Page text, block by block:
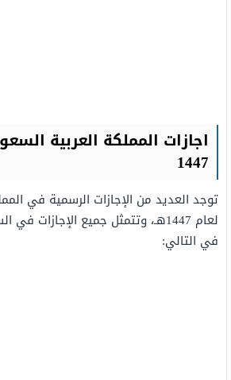
اجازات المملكة العربية
1447
توجد العديد من الإجازات الرسمية في
في التالي: